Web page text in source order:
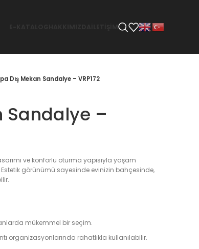
Dış Mekan Sandalye – VRP172
Sandalye –
ve konforlu oturma yapısıyla yaşam
Estetik görünümü sayesinde evinizin bahçesinde,
mükemmel bir seçim.
organizasyonlarında rahatlıkla kullanılabilir.